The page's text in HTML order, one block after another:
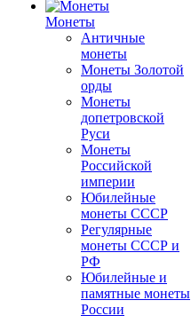
Монеты
Античные
монеты
Монеты Золотой
орды
Монеты
допетровской
Руси
Монеты
Российской
империи
Юбилейные
монеты СССР
Регулярные
монеты СССР и
РФ
Юбилейные и
памятные монеты
России